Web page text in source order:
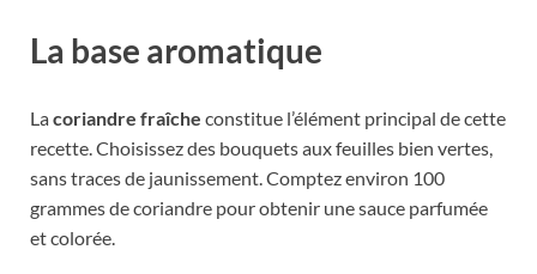
La base aromatique
Lacoriandre fraîche constitue l’élément principal de cette
recette. Choisissez des bouquets aux feuilles bien vertes,
sans traces de jaunissement. Comptez environ 100
grammes de coriandre pour obtenir une sauce parfumée
et colorée.